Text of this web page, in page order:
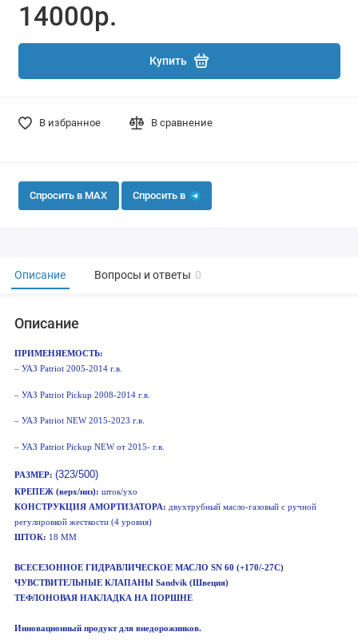
14000р.
Купить
В избранное В сравнение
Спросить в MAX Спросить в
Описание Вопросы и ответы 0
Описание
ПРИМЕНЯЕМОСТЬ:
– УАЗ Patriot 2005-2014 г.в.
– УАЗ Patriot Pickup 2008-2014 г.в.
– УАЗ Patriot NEW 2015-2023 г.в.
– УАЗ Patriot Pickup NEW от 2015- г.в.
РАЗМЕР: (323/500)
КРЕПЕЖ (верх/низ): шток/ухо
КОНСТРУКЦИЯ АМОРТИЗАТОРА: двухтрубный масло-газовый с ручной
регулировкой жесткости (4 уровня)
ШТОК: 18 ММ
ВСЕСЕЗОННОЕ ГИДРАВЛИЧЕСКОЕ МАСЛО SN 60 (+170/-27C)
ЧУВСТВИТЕЛЬНЫЕ КЛАПАНЫ Sandvik (Швеция)
ТЕФЛОНОВАЯ НАКЛАДКА НА ПОРШНЕ
Инновационный продукт для внедорожников.